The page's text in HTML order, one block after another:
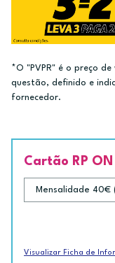
*O "PVPR" é o preço
questão, definido e
fornecedor.
Cartão RP ON
Visualizar Ficha de